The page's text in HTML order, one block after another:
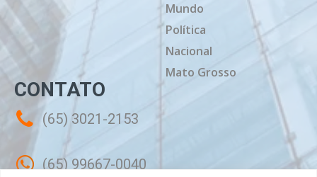
Mundo
Política
Nacional
Mato Grosso
CONTATO
(65) 3021-2153
(65) 99667-0040